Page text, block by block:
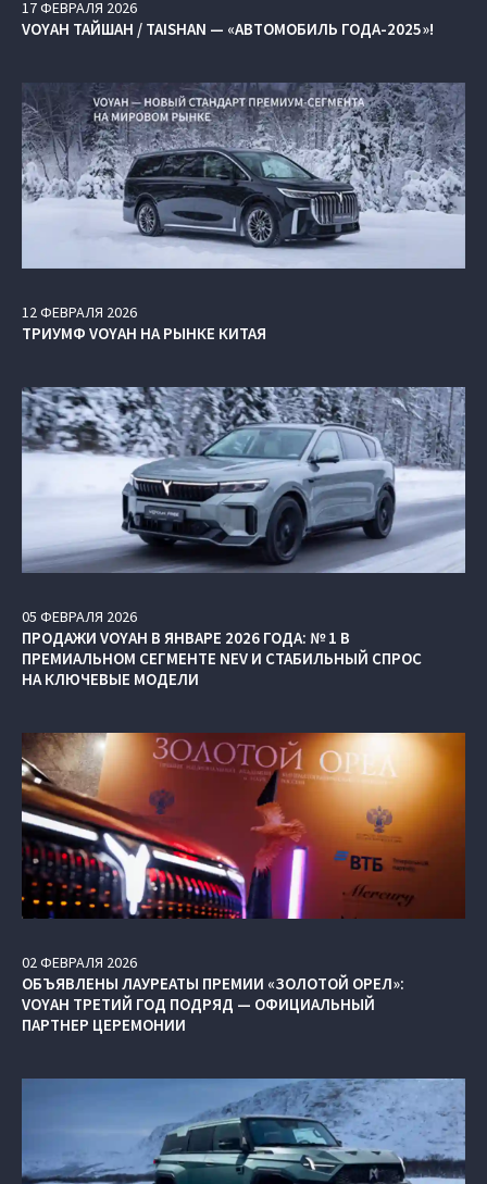
17ФЕВРАЛЯ 2026
VOYAH ТАЙШАН / TAISHAN — «АВТОМОБИЛЬ ГОДА-2025»!
12ФЕВРАЛЯ 2026
ТРИУМФ VOYAH НА РЫНКЕ КИТАЯ
05 ФЕВРАЛЯ 2026
ПРОДАЖИ VOYAH В ЯНВАРЕ 2026 ГОДА: № 1 В
ПРЕМИАЛЬНОМ СЕГМЕНТЕ NEV И СТАБИЛЬНЫЙ СПРОС
НА КЛЮЧЕВЫЕ МОДЕЛИ
02ФЕВРАЛЯ 2026
ОБЪЯВЛЕНЫ ЛАУРЕАТЫ ПРЕМИИ «ЗОЛОТОЙ ОРЕЛ»:
VOYAH ТРЕТИЙ ГОД ПОДРЯД — ОФИЦИАЛЬНЫЙ
ПАРТНЕР ЦЕРЕМОНИИ